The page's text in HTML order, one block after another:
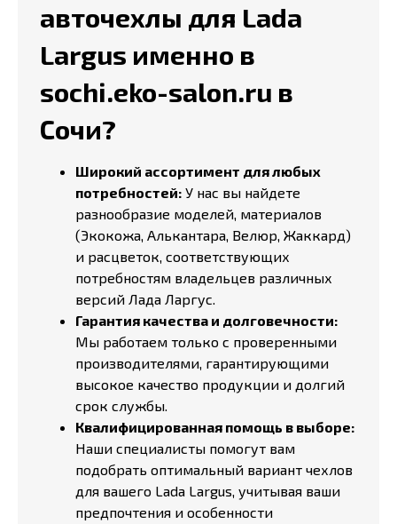
авточехлы для Lada
Largus именно в
sochi.eko-salon.ru в
Сочи?
Широкий ассортимент для любых
потребностей: У нас вы найдете
разнообразие моделей, материалов
(Экокожа, Алькантара, Велюр, Жаккард)
и расцветок, соответствующих
потребностям владельцев различных
версий Лада Ларгус.
Гарантия качества и долговечности:
Мы работаем только с проверенными
производителями, гарантирующими
высокое качество продукции и долгий
срок службы.
Квалифицированная помощь в выборе:
Наши специалисты помогут вам
подобрать оптимальный вариант чехлов
для вашего Lada Largus, учитывая ваши
предпочтения и особенности